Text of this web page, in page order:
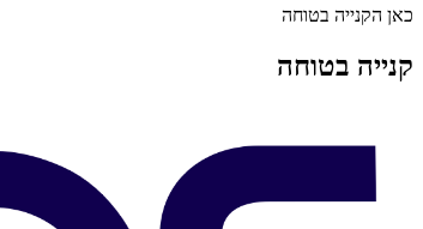
כאן הקנייה בטוחה
קנייה בטוחה